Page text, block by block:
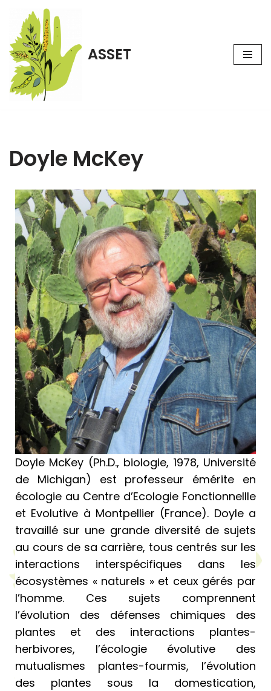
Aller
au
contenu
ASSET
Doyle McKey
Doyle McKey (Ph.D., biologie, 1978, Université
de Michigan) est professeur émérite en
écologie au Centre d’Ecologie Fonctionnellle
et Evolutive à Montpellier (France). Doyle a
travaillé sur une grande diversité de sujets
au cours de sa carrière, tous centrés sur les
interactions interspécifiques dans les
écosystèmes « naturels » et ceux gérés par
l’homme. Ces sujets comprennent
l’évolution des défenses chimiques des
plantes et des interactions plantes-
herbivores, l’écologie évolutive des
mutualismes plantes-fourmis, l’évolution
des plantes sous la domestication,